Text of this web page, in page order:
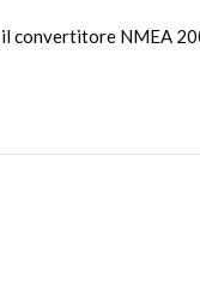
convertitore NMEA